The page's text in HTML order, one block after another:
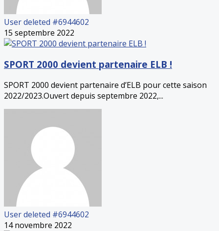
User deleted #6944602
15 septembre 2022
SPORT 2000 devient partenaire ELB !
SPORT 2000 devient partenaire d’ELB pour cette saison
2022/2023.Ouvert depuis septembre 2022,...
User deleted #6944602
14 novembre 2022